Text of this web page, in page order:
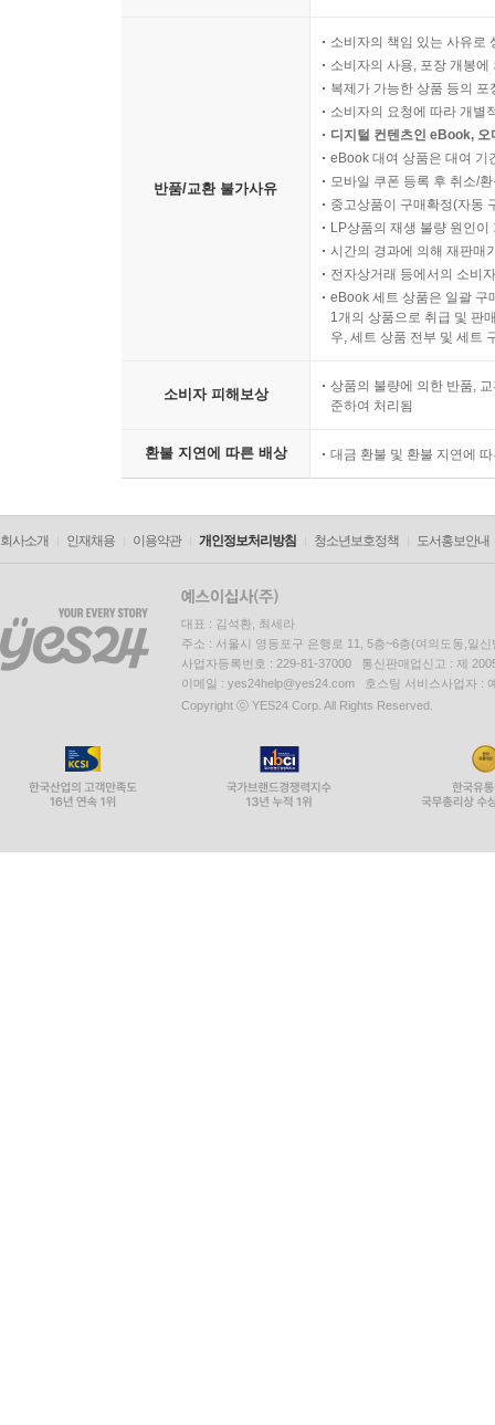
대위임령을 완수하는 일에 총동원되어야 한다.
이론과 생생한 사례를 통해 소개한다. 이 책을 통
- 오정호 (새로남교회 담임목사, 제자훈련목회자
크리스가 큰 일을 내고 말았다. 지난 세기말과 이
서구 교회에 소개되면서 Disciple Making
있었다. 첫째는 선교지에서 쓰던 방식 그대로
것이었고, 셋째는 한 교회 안에서 기존 교회 방식
걸음 더 나아가, 기존 교회를 제자삼기운동 전략
이 책에는 그동안 자신이 사용해 왔던 초대형교
생생하다. 그리고 아주 구체적이다. 물론 수치
기억하자. 교회가 어떠해야 하는지를 논하기 전
해야 할 일, 곧 미션(mission)을 찾아 행할 때, 교
넘어 운동(movements)이 된다.
- 염종열 (함께가는교회 담임목사, 개척학교숲,
반품/교환 불가사유
소비자의 책임 있는 사유로
소비자의 사용, 포장 개봉
복제가 가능한 상품 등의
소비자의 요청에 따라 개별
디지털 컨텐츠인 eBook,
eBook 대여 상품은 대여 기
모바일 쿠폰 등록 후 취소/
중고상품이 구매확정(자동
LP상품의 재생 불량 원인
시간의 경과에 의해 재판매
전자상거래 등에서의 소비
eBook 세트 상품은 일괄 구
1개의 상품으로 취급 및 판
우, 세트 상품 전부 및 세트
소비자 피해보상
상품의 불량에 의한 반품,
준하여 처리됨
환불 지연에 따른 배상 대금 환불 및 환불 지연에
회사소개 인재채용 이용약관 개인정보처리방침 청소년보호정책 도서홍보안내
대표 : 김석환, 최세라
주소 : 서울시 영등포구 은행로 11, 5층~6층(여의도동,일신
사업자등록번호 : 229-81-37000 통신판매업신고 : 제
이메일 : yes24help@yes24.com 호스팅 서비스사업자 :
Copyright ⓒ YES24 Corp. All Rights Reserved.